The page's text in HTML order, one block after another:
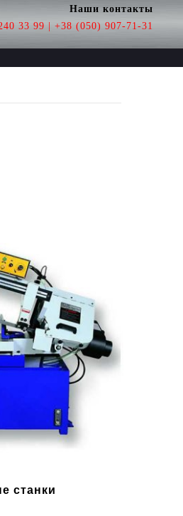
Наши контакты
33 99 | +38 (050) 907-71-31
станки